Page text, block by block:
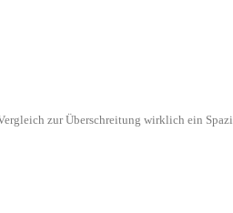
zur Überschreitung wirklich ein